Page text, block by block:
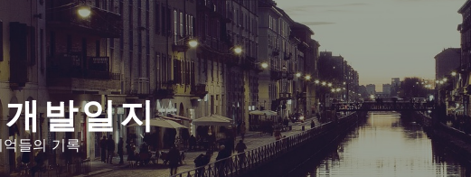
발일지
들의 기록